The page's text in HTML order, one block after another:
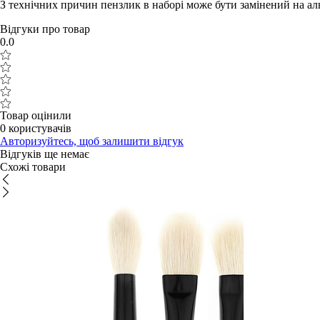
З технічних причин пензлик в наборі може бути замінений на
Відгуки про товар
0.0
Товар оцінили
0 користувачів
Авторизуйтесь, щоб залишити відгук
Відгуків ще немає
Схожі товари